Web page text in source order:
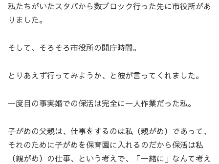
私たちがいたスタバから数ブロック行った先に市役所があ
りました。
そして、そろそろ市役所の開庁時間。
とりあえず行ってみようか、と彼が言ってくれました。
一度目の事実婚での保活は完全に一人作業だった私。
子がめの父親は、仕事をするのは私（親がめ）であって、
それのために子がめを保育園に入れるのだから保活は私
（親がめ）の仕事、という考えで、「一緒に」なんて考え